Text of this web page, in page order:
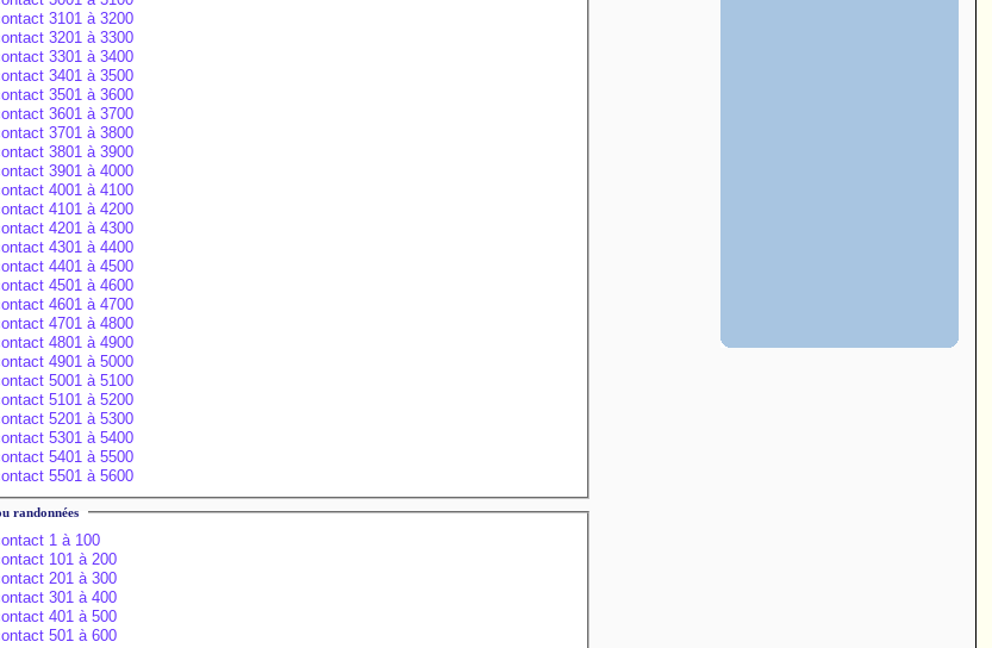
3101 à 3200
3201 à 3300
3301 à 3400
3401 à 3500
3501 à 3600
3601 à 3700
3701 à 3800
3801 à 3900
3901 à 4000
4001 à 4100
4101 à 4200
4201 à 4300
4301 à 4400
4401 à 4500
4501 à 4600
4601 à 4700
4701 à 4800
4801 à 4900
4901 à 5000
5001 à 5100
5101 à 5200
5201 à 5300
5301 à 5400
5401 à 5500
5501 à 5600
randonnées
1 à 100
101 à 200
201 à 300
301 à 400
401 à 500
501 à 600